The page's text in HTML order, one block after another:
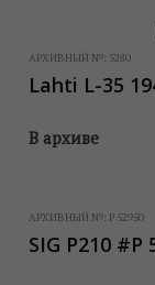
АРХИВНЫЙ №: 5280
Lahti L-35
В архиве
АРХИВНЫЙ №: P 52950
SIG P210 #P